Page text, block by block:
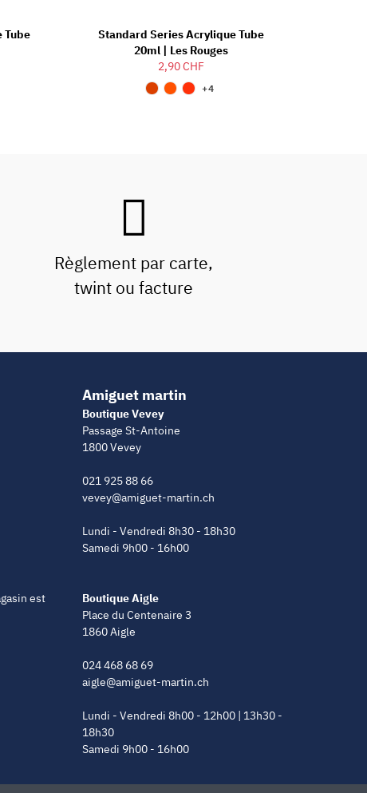
Tube
Standard Series Acrylique Tube
20ml | Les Rouges
2,90 CHF
+4
Règlement par carte,
twint ou facture
est
Amiguet martin
Boutique Vevey
Passage St-Antoine
1800 Vevey
021 925 88 66
vevey@amiguet-martin.ch
Lundi - Vendredi 8h30 - 18h30
Samedi 9h00 - 16h00
Boutique Aigle
Place du Centenaire 3
1860 Aigle
024 468 68 69
aigle@amiguet-martin.ch
Lundi - Vendredi 8h00 - 12h00 | 13h30 -
18h30
Samedi 9h00 - 16h00